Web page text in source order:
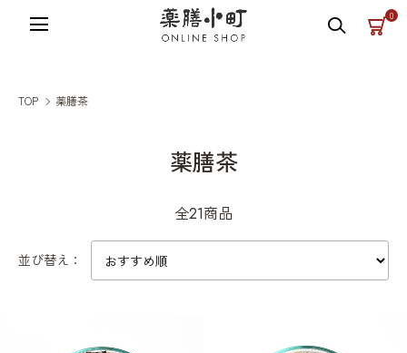
薬膳小町の公式オンラインショップ 0
TOP 薬膳茶
薬膳茶
全21商品
並び替え：